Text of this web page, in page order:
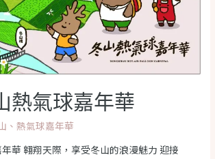
熱氣球嘉年華
、熱氣球嘉年華
華 翱翔天際，享受冬山的浪漫魅力 迎接